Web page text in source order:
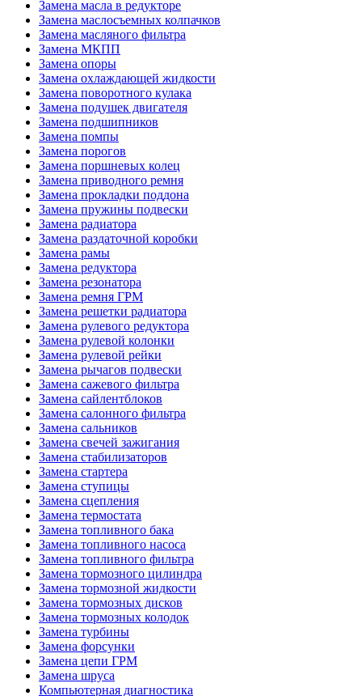
Замена масла в редукторе
Замена маслосъемных колпачков
Замена масляного фильтра
Замена МКПП
Замена опоры
Замена охлаждающей жидкости
Замена поворотного кулака
Замена подушек двигателя
Замена подшипников
Замена помпы
Замена порогов
Замена поршневых колец
Замена приводного ремня
Замена прокладки поддона
Замена пружины подвески
Замена радиатора
Замена раздаточной коробки
Замена рамы
Замена редуктора
Замена резонатора
Замена ремня ГРМ
Замена решетки радиатора
Замена рулевого редуктора
Замена рулевой колонки
Замена рулевой рейки
Замена рычагов подвески
Замена сажевого фильтра
Замена сайлентблоков
Замена салонного фильтра
Замена сальников
Замена свечей зажигания
Замена стабилизаторов
Замена стартера
Замена ступицы
Замена сцепления
Замена термостата
Замена топливного бака
Замена топливного насоса
Замена топливного фильтра
Замена тормозного цилиндра
Замена тормозной жидкости
Замена тормозных дисков
Замена тормозных колодок
Замена турбины
Замена форсунки
Замена цепи ГРМ
Замена шруса
Компьютерная диагностика